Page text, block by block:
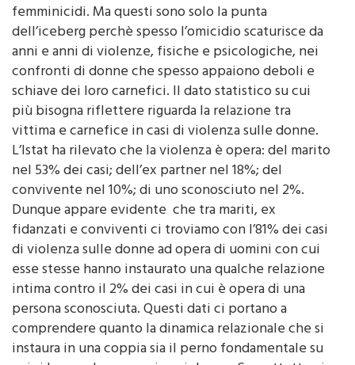
dell’iceberg perchè spesso l’omicidio scaturisce da
anni e anni di violenze, fisiche e psicologiche, nei
confronti di donne che spesso appaiono deboli e
schiave dei loro carnefici. Il dato statistico su cui
più bisogna riflettere riguarda la relazione tra
vittima e carnefice in casi di violenza sulle donne.
L’Istat ha rilevato che la violenza è opera: del marito
nel 53% dei casi; dell’ex partner nel 18%; del
convivente nel 10%; di uno sconosciuto nel 2%.
Dunque appare evidente che tra mariti, ex
fidanzati e conviventi ci troviamo con l’81% dei casi
di violenza sulle donne ad opera di uomini con cui
esse stesse hanno instaurato una qualche relazione
intima contro il 2% dei casi in cui è opera di una
persona sconosciuta. Questi dati ci portano a
comprendere quanto la dinamica relazionale che si
instaura in una coppia sia il perno fondamentale su
cui si basano le successive violenze. Soprattutto ci